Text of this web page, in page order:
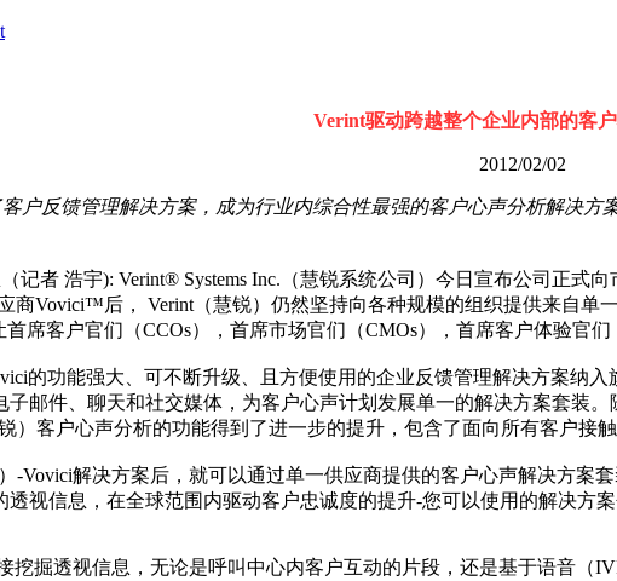
Verint驱动跨越整个企业内部的客
2012/02/02
户反馈管理解决方案，成为行业内综合性最强的客户心声分析解决
者 浩宇): Verint® Systems Inc.（慧锐系统公司）今日宣布公司正式
商Vovici™后， Verint（慧锐）仍然坚持向各种规模的组织提供来自
席客户官们（CCOs），首席市场官们（CMOs），首席客户体验官
功能强大、可不断升级、且方便使用的企业反馈管理解决方案纳
邮件、聊天和社交媒体，为客户心声计划发展单一的解决方案套装
）客户心声分析的功能得到了进一步的提升，包含了面向所有客户接
解决方案后，就可以通过单一供应商提供的客户心声解决方案
视信息，在全球范围内驱动客户忠诚度的提升-您可以使用的解决方案
挖掘透视信息，无论是呼叫中心内客户互动的片段，还是基于语音（